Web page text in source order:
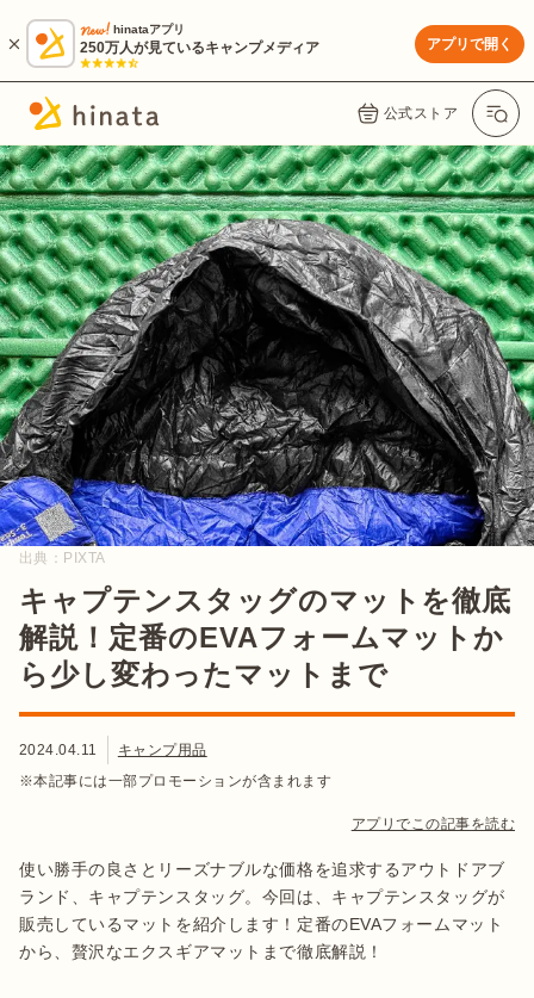
hinataアプリ
250万人が見ているキャンプメディア アプリで開く
公式ストア
出典： PIXTA
キャプテンスタッグのマットを徹底
解説！定番のEVAフォームマットか
ら少し変わったマットまで
2024.04.11
キャンプ用品
※本記事には一部プロモーションが含まれます
アプリでこの記事を読む
使い勝手の良さとリーズナブルな価格を追求するアウトドアブ
ランド、キャプテンスタッグ。今回は、キャプテンスタッグが
販売しているマットを紹介します！定番のEVAフォームマット
から、贅沢なエクスギアマットまで徹底解説！